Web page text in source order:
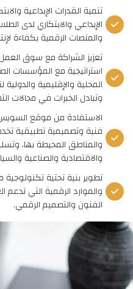
تنمية القدرات الإبداعية
الإبداعي والابتكاري لدى
والمنصات الرقمية بكفاءة
تعزيز الشراكة مع سوق العمل
استراتيجية مع المؤسسات
المحلية والإقليمية
وتبادل الخبرات في مجالات
الاستفادة من موقع السويس
فنية وتصميمية تطبيقية
والمناطق المحيطة بها،
والاقتصادية والصناعية
تطوير بنية تحتية
والموارد الرقمية التي تدعم
الفنون والتصميم الرقمي.